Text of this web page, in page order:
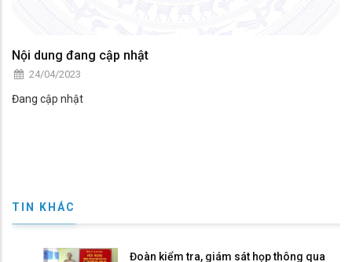
Nội dung đang cập nhật
24/04/2023
Đang cập nhật
TIN KHÁC
Đoàn kiểm tra, giám sát họp thông qua